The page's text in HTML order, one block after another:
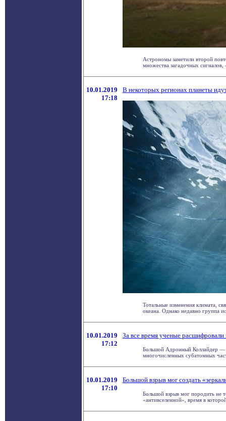
Астрономы заметили второй
множества загадочных
10.01.2019
17:18
В некоторых регионах планеты
Тотальные изменения климата,
океана. Однако недавно группа
10.01.2019
17:12
За все время ученые
Большой Адронный Коллайдер —
многочисленных субатомных
10.01.2019
17:10
Большой взрыв мог создать
Большой взрыв мог породить не
«антивселенной», время в